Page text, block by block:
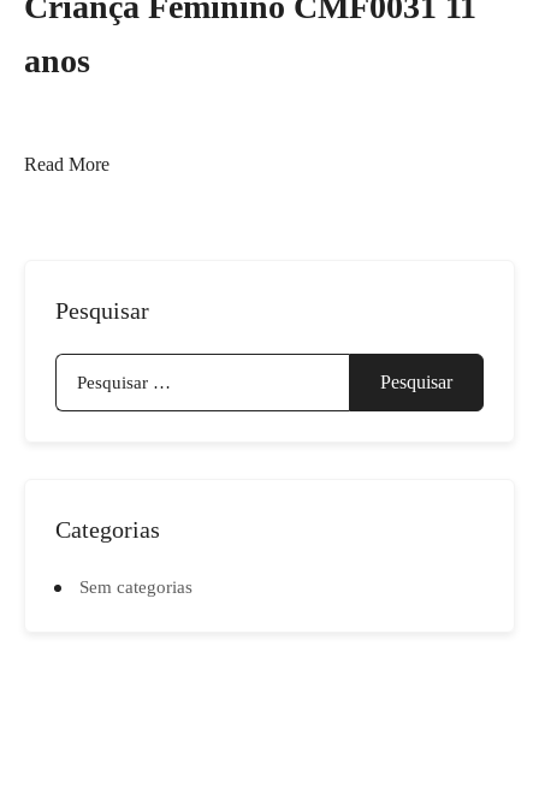
anos
Read More
Pesquisar
Pesquisar
por:
Categorias
Sem categorias